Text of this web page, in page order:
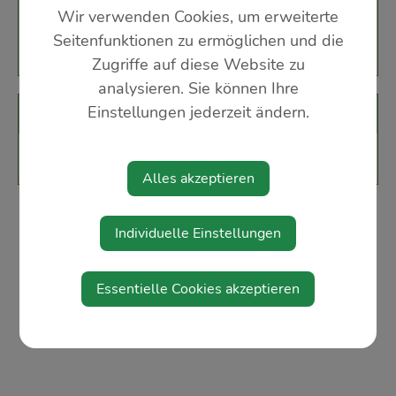
3361 Aschbach-Markt
Veranstalter
Topothek-Team Aschbach-Markt
Wir verwenden Cookies, um erweiterte
Seitenfunktionen zu ermöglichen und die
Zugriffe auf diese Website zu
analysieren. Sie können Ihre
Einstellungen jederzeit ändern.
Alles akzeptieren
Individuelle Einstellungen
Essentielle Cookies akzeptieren